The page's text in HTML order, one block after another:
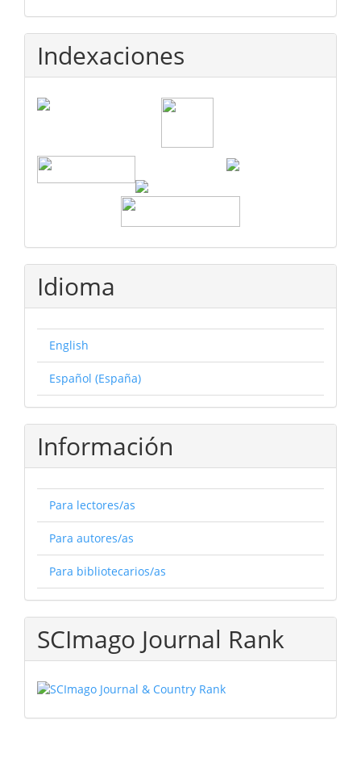
Indexaciones
Idioma
English
Español (España)
Información
Para lectores/as
Para autores/as
Para bibliotecarios/as
SCImago Journal Rank